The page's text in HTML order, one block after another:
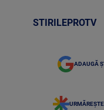
STIRILEPROTV
ADAUGĂ